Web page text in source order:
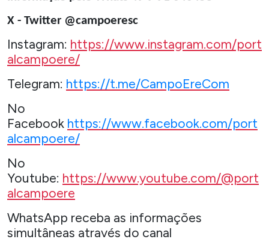
X - Twitter @campoeresc
Instagram: https://www.instagram.com/port
alcampoere/
Telegram: https://t.me/CampoEreCom
No
Facebook https://www.facebook.com/port
alcampoere/
No
Youtube: https://www.youtube.com/@port
alcampoere
WhatsApp receba as informações
simultâneas através do canal